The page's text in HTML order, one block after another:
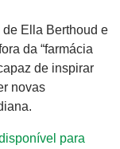
de Ella Berthoud e
da “farmácia
de inspirar
novas
para